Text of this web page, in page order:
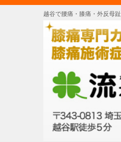
越谷で腰痛・膝痛・外反母